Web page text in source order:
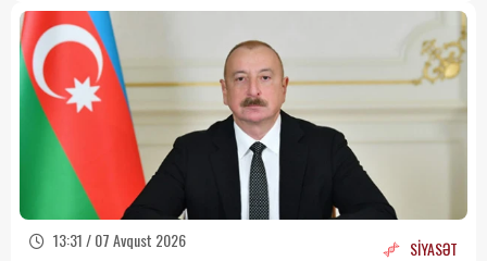
13:31 / 07 Avqust 2026 SİYASƏT